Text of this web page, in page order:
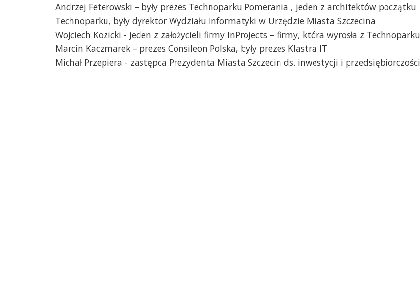
Andrzej Feterowski – były prezes Technoparku Pomerania , jeden z architektów początku
Technoparku, były dyrektor Wydziału Informatyki w Urzędzie Miasta Szczecina
Wojciech Kozicki - jeden z założycieli firmy InProjects – firmy, która wyrosła z Technoparku
Marcin Kaczmarek – prezes Consileon Polska, były prezes Klastra IT
Michał Przepiera - zastępca Prezydenta Miasta Szczecin ds. inwestycji i przedsiębiorczości